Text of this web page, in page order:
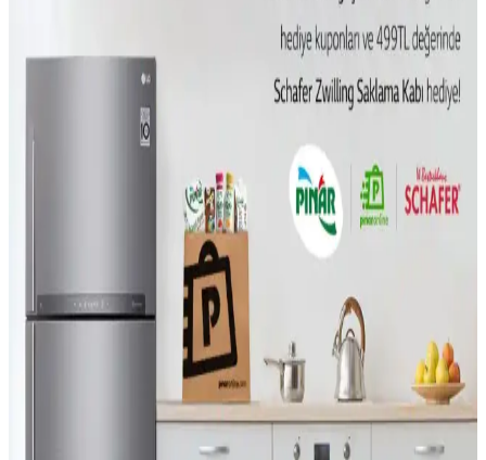
Kablosuz İletişimde Enerji Verimliliğini Artıran Bits-
to-RF Optimal Modülasyon Teknolojisi
Bits-to-RF Optimal Modülasyon vericisi, kablosuz iletişimde iletim
hatalarını azaltarak enerji verimliliğini artırıyor ve pil ömrünü
uzatıyor. IoT cihazları için önemli bir gelişme sunuyor.
Beyaz Eşyaların Ömrü, Tamir Edilebilirlik ve
Tüketici Tercihlerindeki Değişimler
Beyaz eşyaların ömrü, üretim maliyetleri, tamir edilebilirlik ve
tüketici tercihlerindeki değişimlerle şekilleniyor. Maliyet düşürme ve
karmaşık özellikler cihazların dayanıklılığını etkiliyor.
Sürekli Uyarı Veren Airfryer Modelleri ve
Teknolojik Alternatif Çözümler
Bazı airfryer modelleri pişirme tamamlandığında sürekli bip sesi
verirken, uygulama ve akıllı ev entegrasyonları bu uyarı eksikliğini
tamamlıyor. Alternatif çözümler ve güvenlik değerlendirmeleri de ele